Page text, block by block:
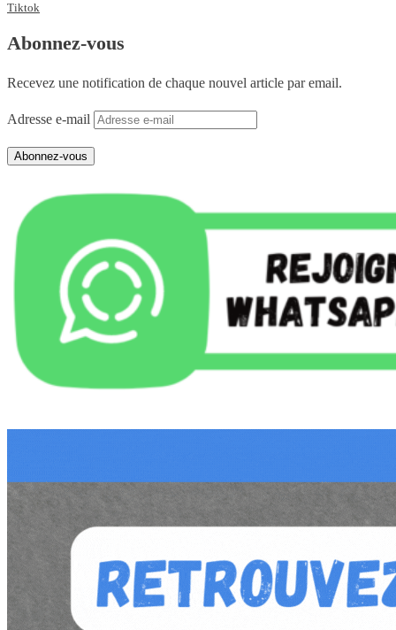
Tiktok
Abonnez-vous
Recevez une notification de chaque nouvel article par email.
Adresse e-mail
Abonnez-vous